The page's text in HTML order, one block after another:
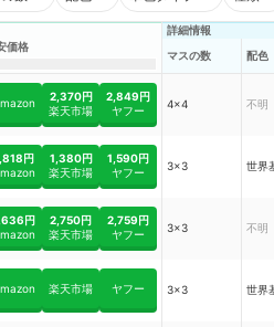
価格
詳細情報
マスの数
配色
2,370円
楽天市場
2,849円
ヤフー
4×4 不明
円
1,380円
楽天市場
1,590円
ヤフー
3×3 世界
円
2,750円
楽天市場
2,759円
ヤフー
3×3 不明
楽天市場 ヤフー 3×3 世界